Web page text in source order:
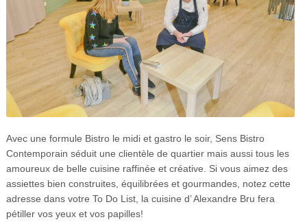
Avec une formule Bistro le midi et gastro le soir, Sens Bistro
Contemporain séduit une clientèle de quartier mais aussi tous les
amoureux de belle cuisine raffinée et créative. Si vous aimez des
assiettes bien construites, équilibrées et gourmandes, notez cette
adresse dans votre To Do List, la cuisine d’ Alexandre Bru fera
pétiller vos yeux et vos papilles!